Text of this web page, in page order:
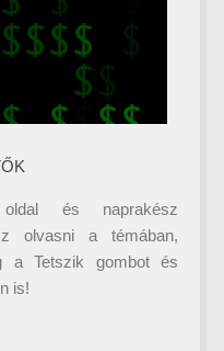
és naprakész
olvasni a témában,
a Tetszik gombot és
is!